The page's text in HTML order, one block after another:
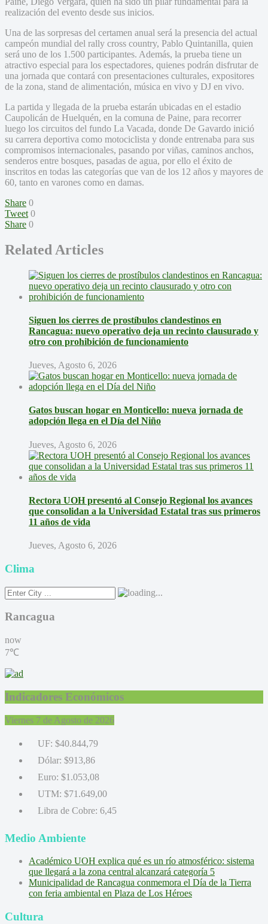
realización del evento desde sus inicios.
Una de las sorpresas del certamen anual será la presencia del actual
campeón mundial del rally cross country, Pablo Quintanilla, quien
será uno de los 1.500 participantes. Además, la prueba tiene un
atractivo especial para los espectadores, quienes podrán disfrutar de
una jornada que contará con presentaciones culturales, expositores
de la zona, stand de alimentación, música en vivo y DJ en vivo.
La partida y llegada de la prueba estarán ubicadas en el estadio
Caupolicán de Huelquén, en la comuna de Paine, para recorrer
luego los circuitos del fundo La Vacada, donde De Gavardo inició
su carrera deportiva como motociclista y donde entrenaba para sus
compromisos internacionales, pasando por viñas, caminos anchos,
senderos entre bosques, pasadas de agua, por ello el éxito de
inscritos en todas las categorías que van de los 12 años y mayores de
60, tanto en varones como en damas.
Share 0
Tweet 0
Share 0
Related Articles
Siguen los cierres de prostíbulos clandestinos en
Rancagua: nuevo operativo deja un recinto clausurado y
otro con prohibición de funcionamiento
Jueves, Agosto 6, 2026
Gatos buscan hogar en Monticello: nueva jornada de
adopción llega en el Día del Niño
Jueves, Agosto 6, 2026
Rectora UOH presentó al Consejo Regional los avances
que consolidan a la Universidad Estatal tras sus primeros
11 años de vida
Jueves, Agosto 6, 2026
Clima
Rancagua
now
7℃
Indicadores Económicos
Viernes 7 de Agosto de 2026
UF: $40.844,79
Dólar: $913,86
Euro: $1.053,08
UTM: $71.649,00
Libra de Cobre: 6,45
Medio Ambiente
Académico UOH explica qué es un río atmosférico: sistema
que llegará a la zona central alcanzará categoría 5
Municipalidad de Rancagua conmemora el Día de la Tierra
con feria ambiental en Plaza de Los Héroes
Cultura